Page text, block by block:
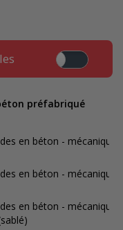
préfabriqué
en béton - mécanique
en béton - mécanique
en béton - mécanique